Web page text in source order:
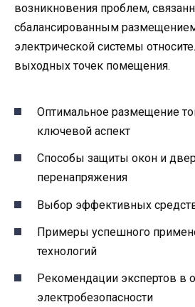
возникновения проблем,
сбалансированным
электрической системы
выходных точек помещения.
Оптимальное размещение
ключевой аспект
Способы защиты окон и
перенапряжения
Выбор эффективных
Примеры успешного
технологий
Рекомендации экспертов в
электробезопасности